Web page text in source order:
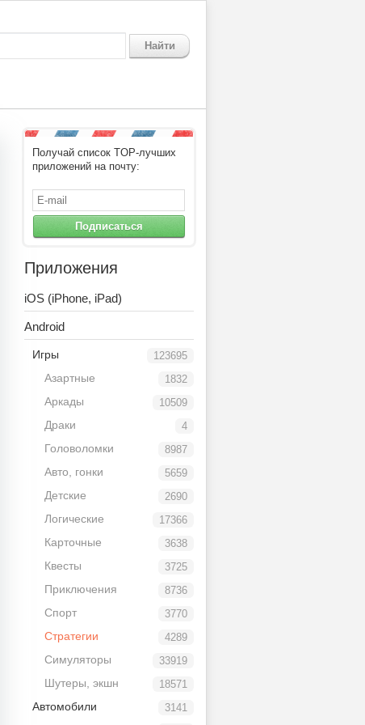
Найти
Получай список TOP-лучших
приложений на почту:
Подписаться
Приложения
iOS (iPhone, iPad)
Android
123695
Игры
1832
Азартные
10509
Аркады
4
Драки
8987
Головоломки
5659
Авто, гонки
2690
Детские
17366
Логические
3638
Карточные
3725
Квесты
8736
Приключения
3770
Спорт
4289
Стратегии
33919
Симуляторы
18571
Шутеры, экшн
3141
Автомобили